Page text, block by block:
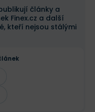
články a
Finex.cz a další
kteří nejsou stálými